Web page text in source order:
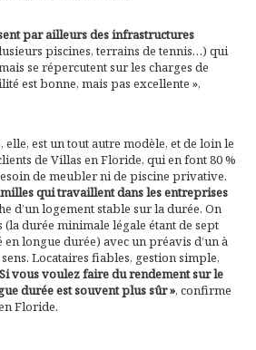
par ailleurs des infrastructures
piscines, terrains de tennis…) qui
se répercutent sur les charges de
est bonne, mais pas excellente »,
est un tout autre modèle, et de loin le
de Villas en Floride, qui en font 80 %
de meubler ni de piscine privative.
qui travaillent dans les entreprises
d’un logement stable sur la durée. On
durée minimale légale étant de sept
longue durée) avec un préavis d’un à
Locataires fiables, gestion simple,
vous voulez faire du rendement sur le
durée est souvent plus sûr », confirme
Floride.